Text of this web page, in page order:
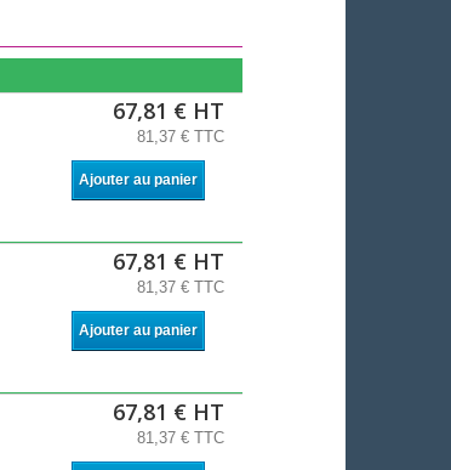
67,81 € HT
81,37 € TTC
Ajouter au panier
67,81 € HT
81,37 € TTC
Ajouter au panier
67,81 € HT
81,37 € TTC